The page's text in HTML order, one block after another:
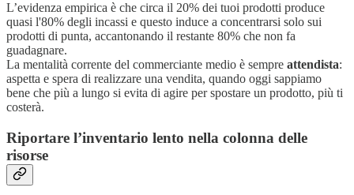
L’evidenza empirica è che circa il 20% dei tuoi prodotti produce
quasi l'80% degli incassi e questo induce a concentrarsi solo sui
prodotti di punta, accantonando il restante 80% che non fa
guadagnare.
La mentalità corrente del commerciante medio è sempre attendista:
aspetta e spera di realizzare una vendita, quando oggi sappiamo
bene che più a lungo si evita di agire per spostare un prodotto, più ti
costerà.
Riportare l’inventario lento nella colonna delle
risorse